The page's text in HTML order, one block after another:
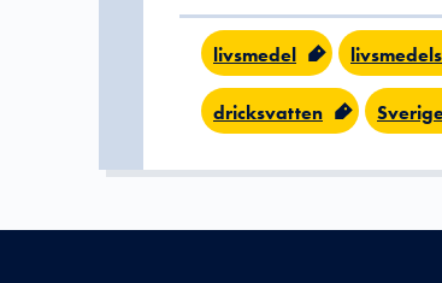
livsmedel
dricksvatten